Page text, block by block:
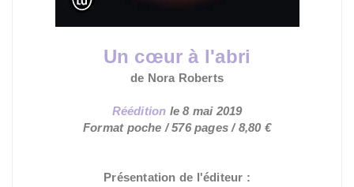
Un cœur à l'abri
de Nora Roberts
Réédition le8 mai 2019
Format poche / 576 pages / 8,80 €
Présentation de l'éditeur :